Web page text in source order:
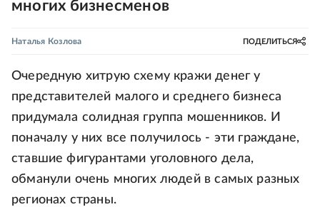
многих бизнесменов
Наталья Козлова ПОДЕЛИТЬСЯ
Очередную хитрую схему кражи денег у
представителей малого и среднего бизнеса
придумала солидная группа мошенников. И
поначалу у них все получилось - эти граждане,
ставшие фигурантами уголовного дела,
обманули очень многих людей в самых разных
регионах страны.